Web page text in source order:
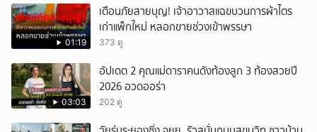
01:19
เตือนภัยสายบุญ! เจ้าอาวาสแฉขบวนการผ้าไตร
เก่าแพ็กใหม่ หลอกขายช่วงเข้าพรรษา
373 ดู
03:03
อัปเดต 2 คุณแม่ดาราคนดังท้องลูก 3 ท้องสวยปี
2026 อวดออร่า
202 ดู
ยกเลิก